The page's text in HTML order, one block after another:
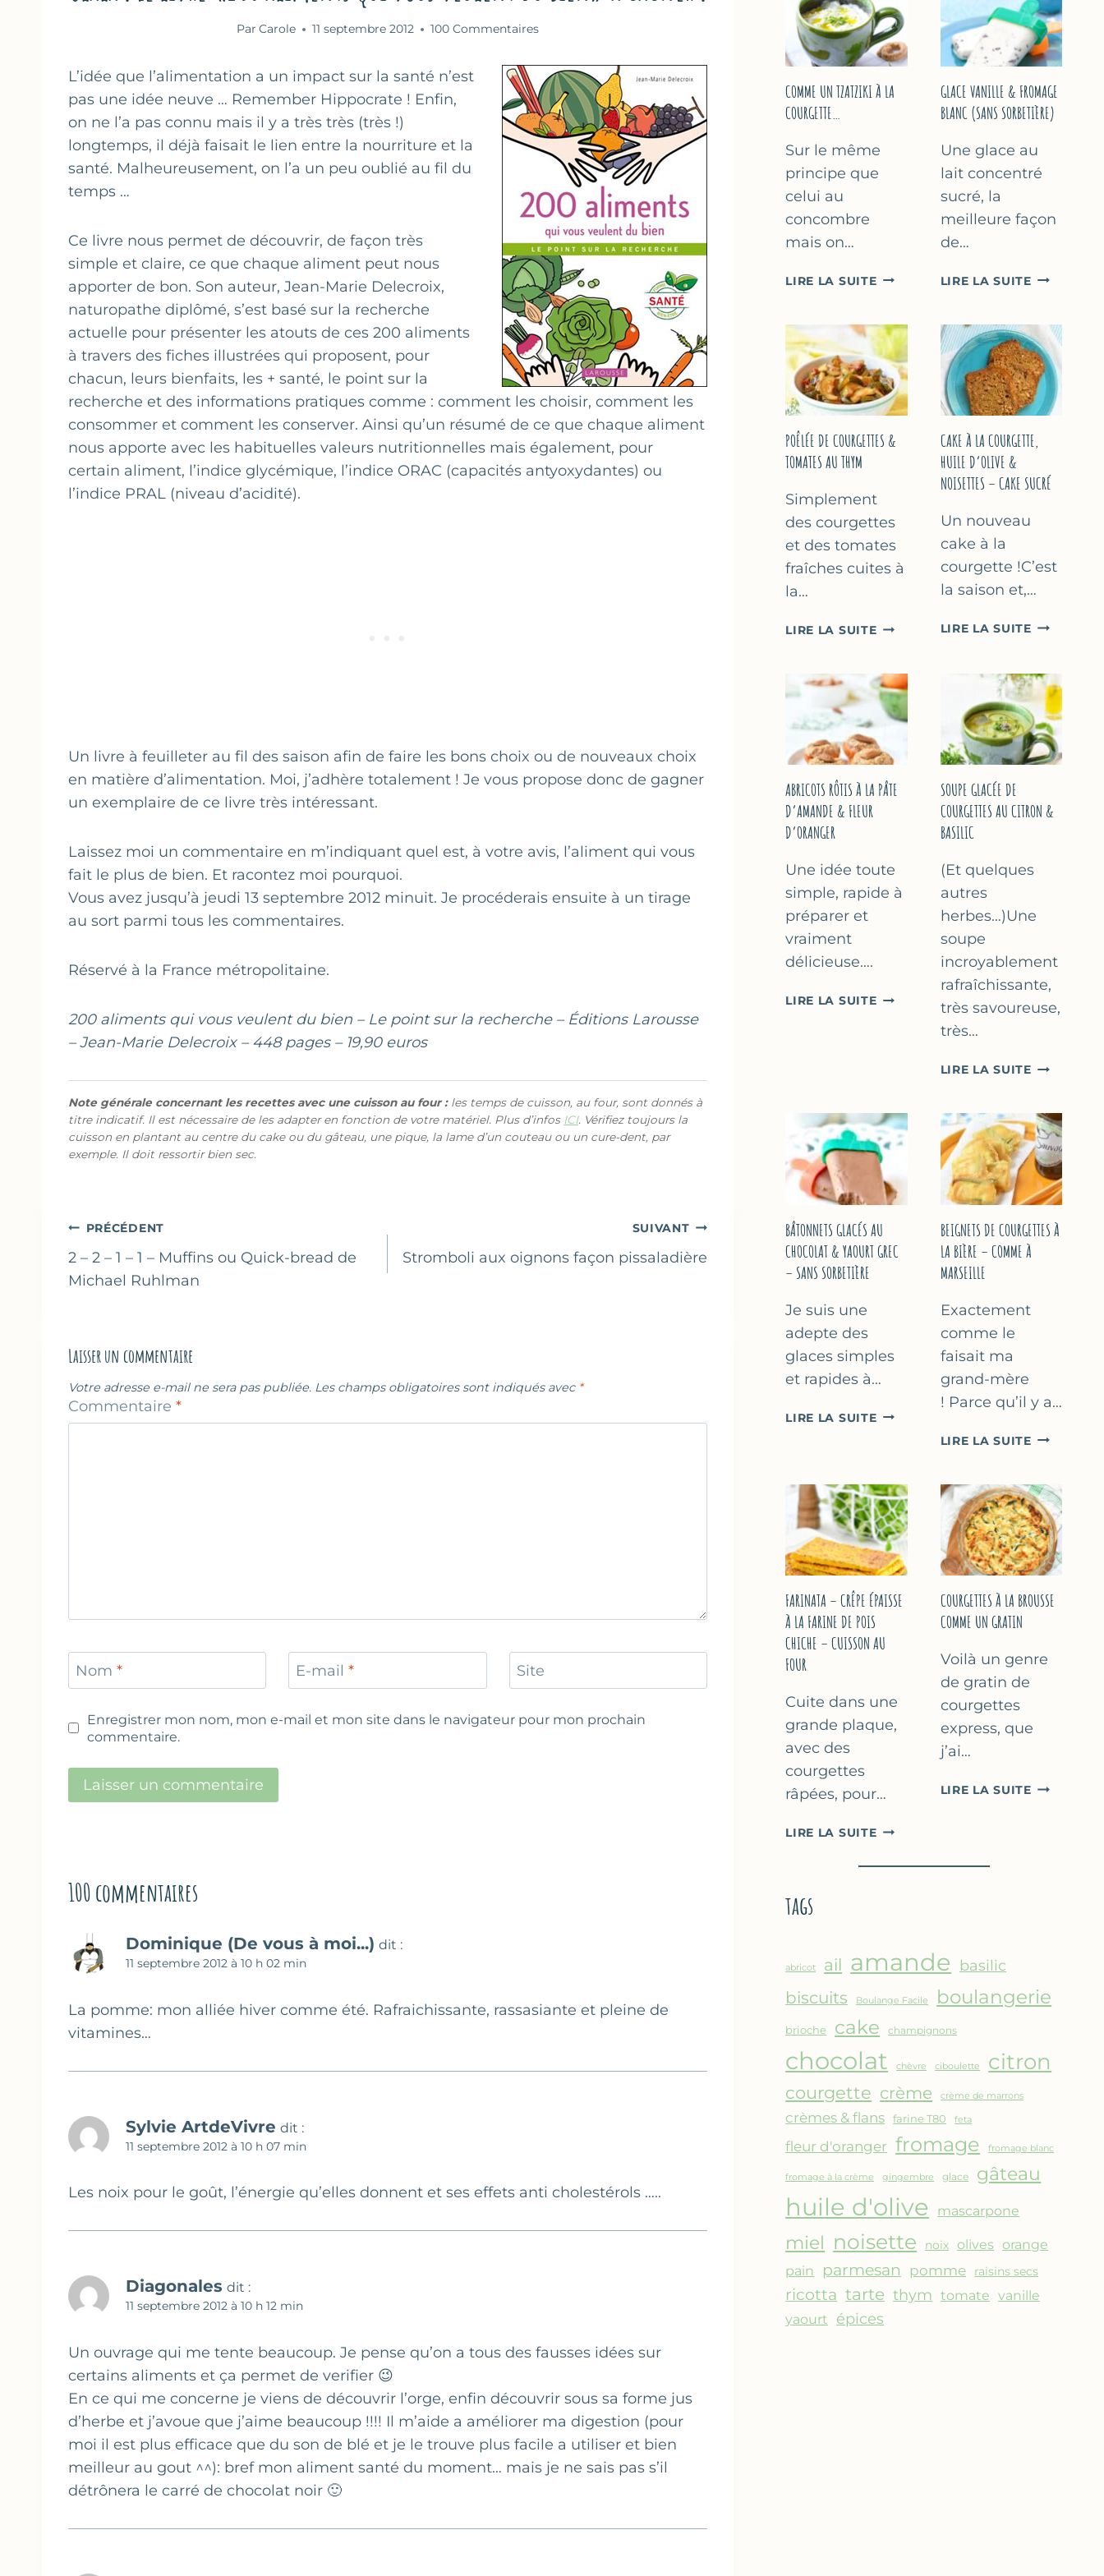
Par Carole 11 septembre 2012 100 Commentaires
L’idée que l’alimentation a un impact sur la santé n’est
pas une idée neuve … Remember Hippocrate ! Enfin,
on ne l’a pas connu mais il y a très très (très !)
longtemps, il déjà faisait le lien entre la nourriture et la
santé. Malheureusement, on l’a un peu oublié au fil du
temps …
Ce livre nous permet de découvrir, de façon très
simple et claire, ce que chaque aliment peut nous
apporter de bon. Son auteur, Jean-Marie Delecroix,
naturopathe diplômé, s’est basé sur la recherche
actuelle pour présenter les atouts de ces 200 aliments
à travers des fiches illustrées qui proposent, pour
chacun, leurs bienfaits, les + santé, le point sur la
recherche et des informations pratiques comme : comment les choisir, comment les
consommer et comment les conserver. Ainsi qu’un résumé de ce que chaque aliment
nous apporte avec les habituelles valeurs nutritionnelles mais également, pour
certain aliment, l’indice glycémique, l’indice ORAC (capacités antyoxydantes) ou
l’indice PRAL (niveau d’acidité).
Un livre à feuilleter au fil des saison afin de faire les bons choix ou de nouveaux choix
en matière d’alimentation. Moi, j’adhère totalement ! Je vous propose donc de gagner
un exemplaire de ce livre très intéressant.
Laissez moi un commentaire en m’indiquant quel est, à votre avis, l’aliment qui vous
fait le plus de bien. Et racontez moi pourquoi.
Vous avez jusqu’à jeudi 13 septembre 2012 minuit. Je procéderais ensuite à un tirage
au sort parmi tous les commentaires.
Réservé à la France métropolitaine.
200 aliments qui vous veulent du bien – Le point sur la recherche – Éditions Larousse
– Jean-Marie Delecroix – 448 pages – 19,90 euros
Note générale concernant les recettes avec une cuisson au four :les temps de cuisson, au four, sont donnés à
titre indicatif. Il est nécessaire de les adapter en fonction de votre matériel. Plus d’infos ICI. Vérifiez toujours la
cuisson en plantant au centre du cake ou du gâteau, une pique, la lame d’un couteau ou un cure-dent, par
exemple. Il doit ressortir bien sec.
Navigation
de
l’article
PRÉCÉDENT
2 – 2 – 1 – 1 – Muffins ou Quick-bread de
Michael Ruhlman
SUIVANT
Stromboli aux oignons façon pissaladière
Laisser un commentaire
Votre adresse e-mail ne sera pas publiée. Les champs obligatoires sont indiqués avec *
Commentaire *
Nom * E-mail* Site
Enregistrer mon nom, mon e-mail et mon site dans le navigateur pour mon prochain
commentaire.
100 commentaires
Dominique (De vous à moi...) dit :
11 septembre 2012 à 10 h 02 min
La pomme: mon alliée hiver comme été. Rafraichissante, rassasiante et pleine de
vitamines…
Sylvie ArtdeVivre dit :
11 septembre 2012 à 10 h 07 min
Les noix pour le goût, l’énergie qu’elles donnent et ses effets anti cholestérols …..
Diagonales dit :
11 septembre 2012 à 10 h 12 min
Un ouvrage qui me tente beaucoup. Je pense qu’on a tous des fausses idées sur
certains aliments et ça permet de verifier 😉
En ce qui me concerne je viens de découvrir l’orge, enfin découvrir sous sa forme jus
d’herbe et j’avoue que j’aime beaucoup !!!! Il m’aide a améliorer ma digestion (pour
moi il est plus efficace que du son de blé et je le trouve plus facile a utiliser et bien
meilleur au gout ^^): bref mon aliment santé du moment… mais je ne sais pas s’il
détrônera le carré de chocolat noir 🙂
COMME UN TZATZIKI À LA
COURGETTE…
Sur le même
principe que
celui au
concombre
mais on…
LIRE LA SUITECOMME
À
LA
COURGETTE…
GLACE VANILLE & FROMAGE
BLANC (SANS SORBETIÈRE)
Une glace au
lait concentré
sucré, la
meilleure façon
de…
LIRE LA SUITEGLACE
FROMAGE
BLANC
(SANS
POÊLÉE DE COURGETTES &
TOMATES AU THYM
Simplement
des courgettes
et des tomates
fraîches cuites à
la…
LIRE LA SUITEPOÊLÉE
&
TOMATES
AU
THYM
CAKE À LA COURGETTE,
HUILE D’OLIVE &
NOISETTES – CAKE SUCRÉ
Un nouveau
cake à la
courgette !C’est
la saison et,…
LIRE LA SUITECAKE
HUILE
D’OLIVE
&
NOISETTES
SUCRÉ
ABRICOTS RÔTIS À LA PÂTE
D’AMANDE & FLEUR
D’ORANGER
Une idée toute
simple, rapide à
préparer et
vraiment
délicieuse….
LIRE LA SUITEABRICOTS
&
FLEUR
D’ORANGER
SOUPE GLACÉE DE
COURGETTES AU CITRON &
BASILIC
(Et quelques
autres
herbes…)Une
soupe
incroyablement
rafraîchissante,
très savoureuse,
très…
LIRE LA SUITESOUPE
AU
CITRON
&
BASILIC
BÂTONNETS GLACÉS AU
CHOCOLAT & YAOURT GREC
– SANS SORBETIÈRE
Je suis une
adepte des
glaces simples
et rapides à…
LIRE LA SUITEBÂTONNETS
&
YAOURT
GREC
–
SANS
BEIGNETS DE COURGETTES À
LA BIÈRE – COMME À
MARSEILLE
Exactement
comme le
faisait ma
grand-mère
! Parce qu’il y a…
LIRE LA SUITEBEIGNETS
À
LA
BIÈRE
–
COMME
MARSEILLE
FARINATA – CRÊPE ÉPAISSE
À LA FARINE DE POIS
CHICHE – CUISSON AU
FOUR
Cuite dans une
grande plaque,
avec des
courgettes
râpées, pour…
LIRE LA SUITEFARINATA
CRÊPE
DE
CHICHE
CUISSON
AU
FOUR
COURGETTES À LA BROUSSE
COMME UN GRATIN
Voilà un genre
de gratin de
courgettes
express, que
j’ai…
LIRE LA SUITE
tags
abricot ail amande basilic
biscuits Boulange Facile boulangerie
brioche cake champignons
chocolat chèvre ciboulette citron
courgette crème crème de marrons
crèmes & flans farine T80 feta
fleur d'oranger fromage fromage blanc
fromage à la crème gingembre glace gâteau
huile d'olive mascarpone
miel noisette noix olives orange
pain
parmesan pomme raisins secs
ricotta tarte thym tomate vanille
yaourt épices